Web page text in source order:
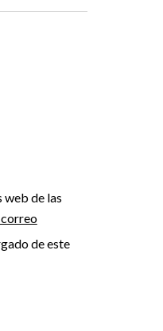
de las
de este